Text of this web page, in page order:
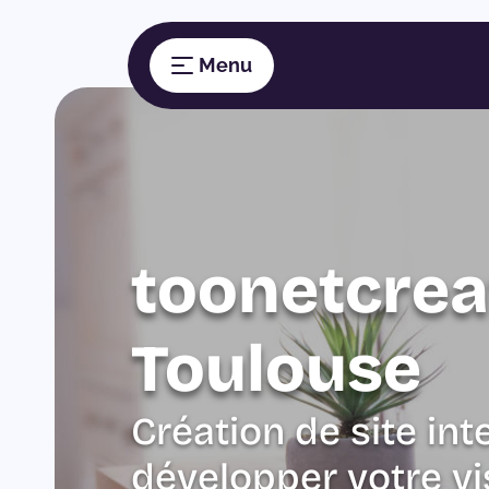
Toulouse
Création de site
développer votre